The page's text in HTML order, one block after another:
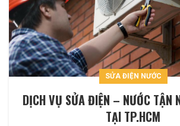
SỬA ĐIỆN NƯỚC
DỊCH VỤ SỬA ĐIỆN – NƯỚC TẬN
TẠI TP.HCM